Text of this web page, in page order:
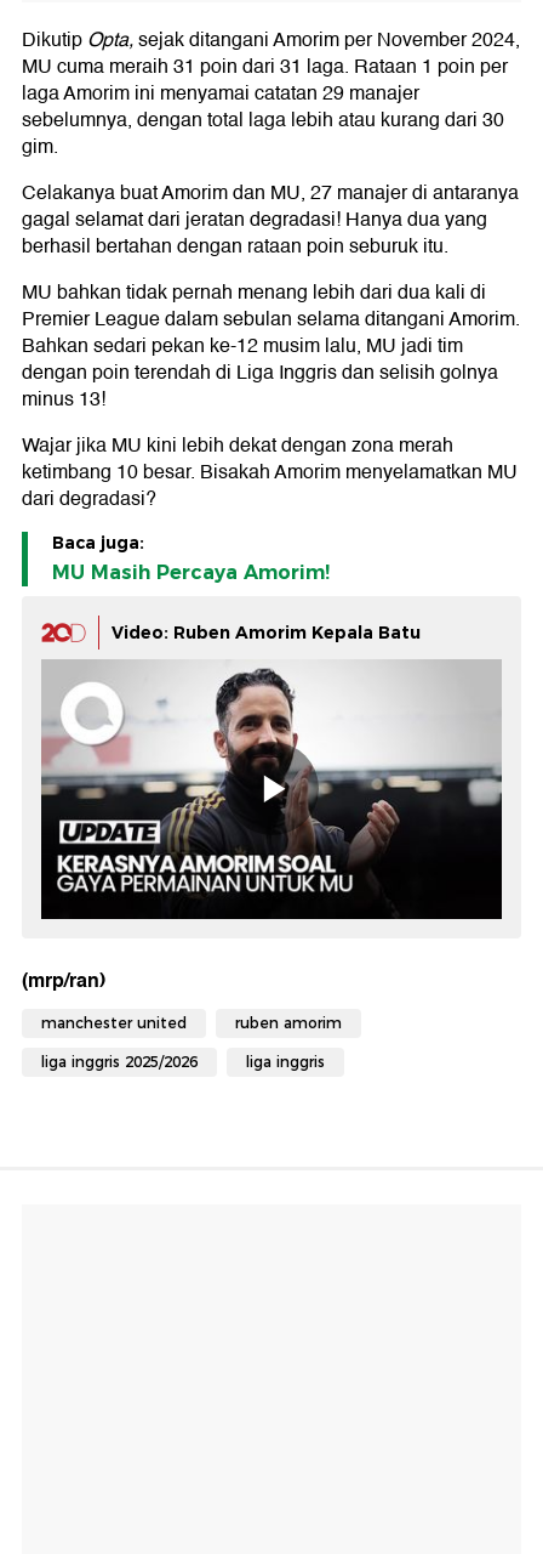
DikutipOpta,sejak ditangani Amorim per November 2024,
MU cuma meraih 31 poin dari 31 laga. Rataan 1 poin per
laga Amorim ini menyamai catatan 29 manajer
sebelumnya, dengan total laga lebih atau kurang dari 30
gim.
Celakanya buat Amorim dan MU, 27 manajer di antaranya
gagal selamat dari jeratan degradasi! Hanya dua yang
berhasil bertahan dengan rataan poin seburuk itu.
MU bahkan tidak pernah menang lebih dari dua kali di
Premier League dalam sebulan selama ditangani Amorim.
Bahkan sedari pekan ke-12 musim lalu, MU jadi tim
dengan poin terendah di Liga Inggris dan selisih golnya
minus 13!
Wajar jika MU kini lebih dekat dengan zona merah
ketimbang 10 besar. Bisakah Amorim menyelamatkan MU
dari degradasi?
Baca juga:
MU Masih Percaya Amorim!
Video: Ruben Amorim Kepala Batu
(mrp/ran)
manchester united ruben amorim
liga inggris 2025/2026 liga inggris